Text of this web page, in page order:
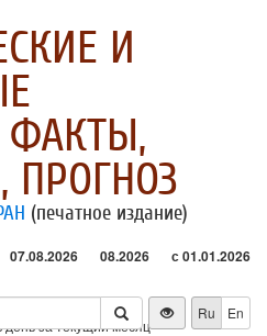
И
ПРОГНОЗ
(печатное издание)
07.08.2026 08.2026 с 01.01.2026
день за текущий месяц
Ru En